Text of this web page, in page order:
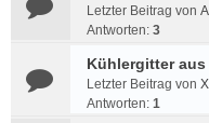
Letzter Beitrag von
Antworten: 3
Kühlergitter aus
Letzter Beitrag von
Antworten: 1